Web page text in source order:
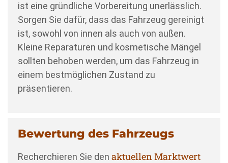
ist eine gründliche Vorbereitung unerlässlich.
Sorgen Sie dafür, dass das Fahrzeug gereinigt
ist, sowohl von innen als auch von außen.
Kleine Reparaturen und kosmetische Mängel
sollten behoben werden, um das Fahrzeug in
einem bestmöglichen Zustand zu
präsentieren.
Bewertung des Fahrzeugs
Recherchieren Sie den aktuellen Marktwert